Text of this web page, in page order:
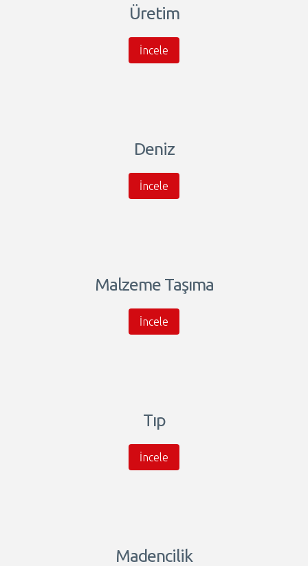
Üretim
İncele
Deniz
İncele
Malzeme Taşıma
İncele
Tıp
İncele
Madencilik